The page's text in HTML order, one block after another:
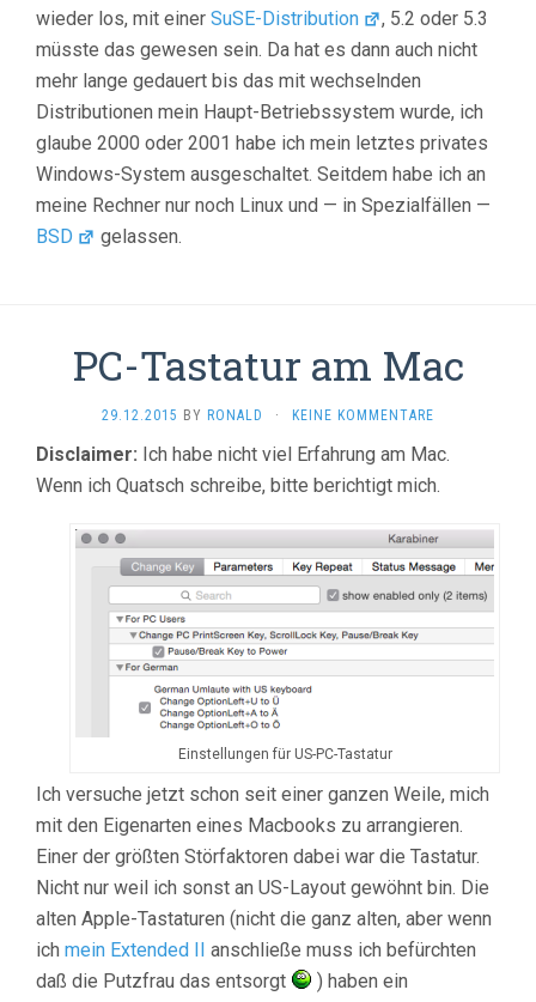
wieder los, mit einer SuSE-Distribution
, 5.2 oder 5.3
müsste das gewesen sein. Da hat es dann auch nicht
mehr lange gedauert bis das mit wechselnden
Distributionen mein Haupt-Betriebssystem wurde, ich
glaube 2000 oder 2001 habe ich mein letztes privates
Windows-System ausgeschaltet. Seitdem habe ich an
meine Rechner nur noch Linux und — in Spezialfällen —
BSD
gelassen.
PC-Tastatur am Mac
29.12.2015 BY RONALD · KEINE KOMMENTARE
Disclaimer: Ich habe nicht viel Erfahrung am Mac.
Wenn ich Quatsch schreibe, bitte berichtigt mich.
Einstellungen für US-PC-Tastatur
Ich versuche jetzt schon seit einer ganzen Weile, mich
mit den Eigenarten eines Macbooks zu arrangieren.
Einer der größten Störfaktoren dabei war die Tastatur.
Nicht nur weil ich sonst an US-Layout gewöhnt bin. Die
alten Apple-Tastaturen (nicht die ganz alten, aber wenn
ich mein Extended II anschließe muss ich befürchten
daß die Putzfrau das entsorgt
) haben ein